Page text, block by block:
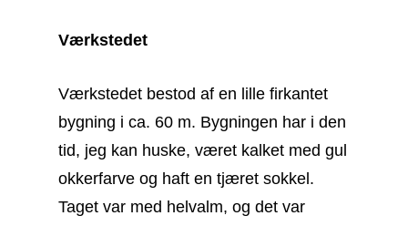
Værkstedet
Værkstedet bestod af en lille firkantet
bygning i ca. 60 m. Bygningen har i den
tid, jeg kan huske, været kalket med gul
okkerfarve og haft en tjæret sokkel.
Taget var med helvalm, og det var